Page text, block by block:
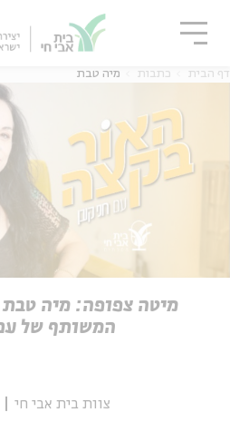
אנגלית
אנגלית
דף הבית כתבות מיה טבת
מיטה צפופה: מיה טבת
המשותף של
צוות בית אבי חי
סגור